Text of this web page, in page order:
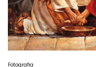
Fotografia